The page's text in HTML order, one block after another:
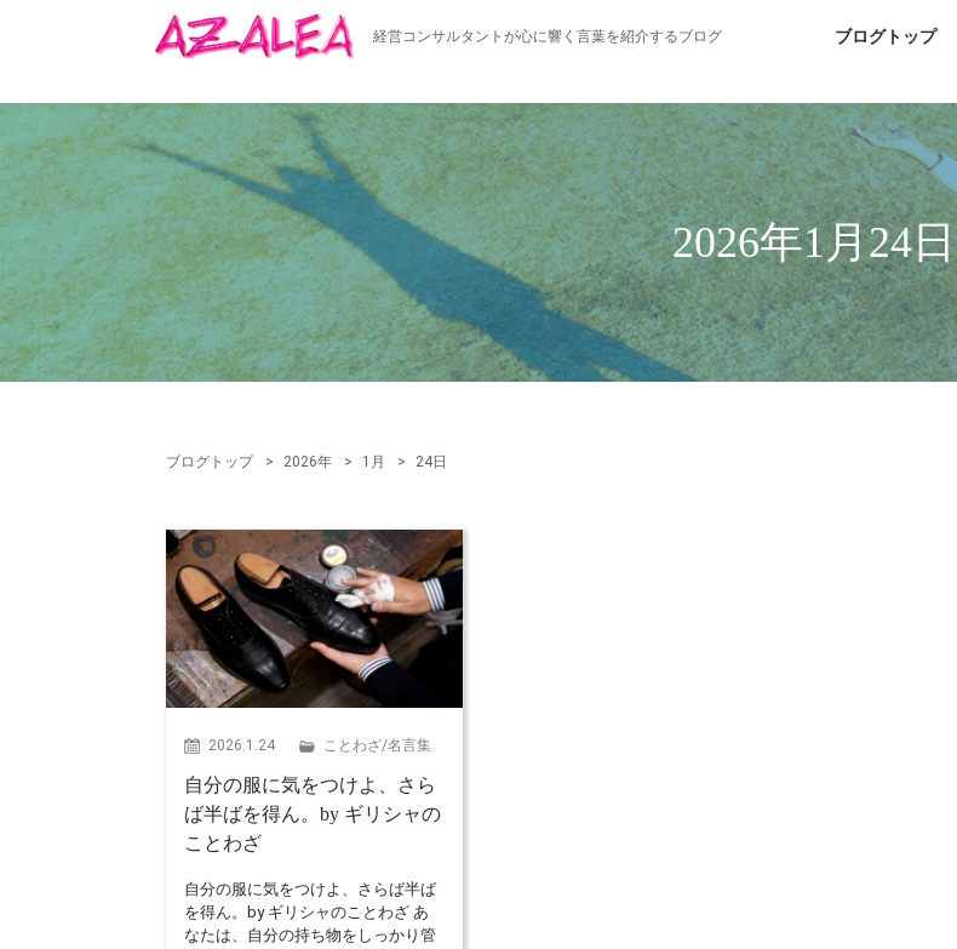
経営コンサルタントが心に響く言葉を紹介するブログ ブログトップ
2026年1月24日
ブログトップ 2026年 1月 24日
2026.1.24 ことわざ/名言集
自分の服に気をつけよ、さら
ば半ばを得ん。by ギリシャの
ことわざ
自分の服に気をつけよ、さらば半ば
を得ん。by ギリシャのことわざ あ
なたは、自分の持ち物をしっかり管